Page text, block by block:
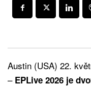
Austin (USA) 22.
– EPLive 2026 je